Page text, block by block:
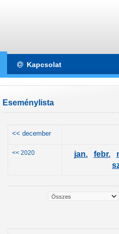
Kapcsolat
Eseménylista
<< december
<< 2020 jan. febr.